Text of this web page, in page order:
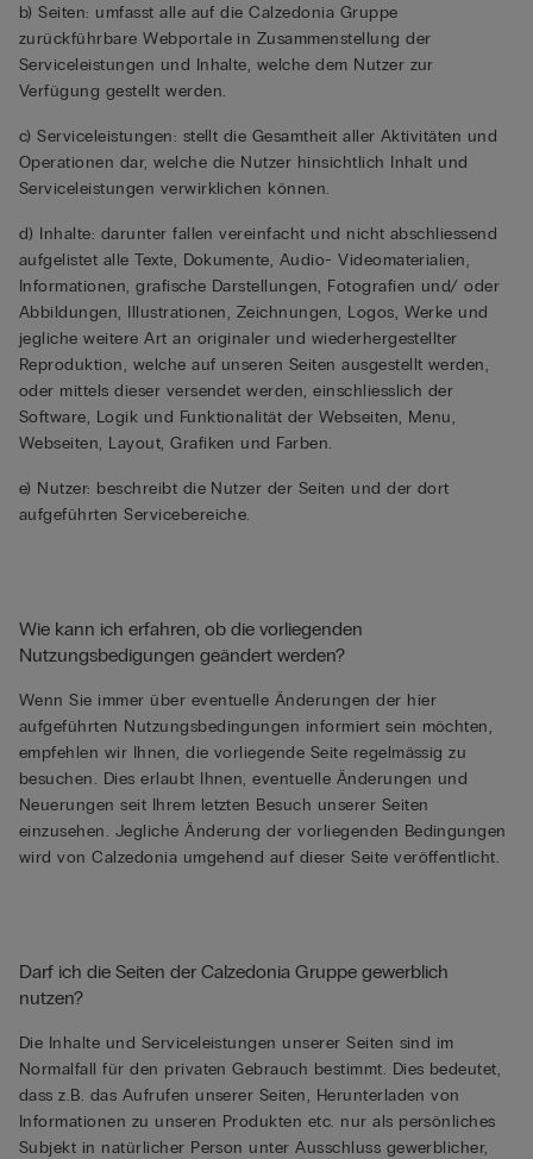
b) Seiten: umfasst alle auf die Calzedonia Gruppe
zurückführbare Webportale in Zusammenstellung der
Serviceleistungen und Inhalte, welche dem Nutzer zur
Verfügung gestellt werden.
c) Serviceleistungen: stellt die Gesamtheit aller Aktivitäten und
Operationen dar, welche die Nutzer hinsichtlich Inhalt und
Serviceleistungen verwirklichen können.
d) Inhalte: darunter fallen vereinfacht und nicht abschliessend
aufgelistet alle Texte, Dokumente, Audio- Videomaterialien,
Informationen, grafische Darstellungen, Fotografien und/ oder
Abbildungen, Illustrationen, Zeichnungen, Logos, Werke und
jegliche weitere Art an originaler und wiederhergestellter
Reproduktion, welche auf unseren Seiten ausgestellt werden,
oder mittels dieser versendet werden, einschliesslich der
Software, Logik und Funktionalität der Webseiten, Menu,
Webseiten, Layout, Grafiken und Farben.
e) Nutzer: beschreibt die Nutzer der Seiten und der dort
aufgeführten Servicebereiche.
Wie kann ich erfahren, ob die vorliegenden
Nutzungsbedigungen geändert werden?
Wenn Sie immer über eventuelle Änderungen der hier
aufgeführten Nutzungsbedingungen informiert sein möchten,
empfehlen wir Ihnen, die vorliegende Seite regelmässig zu
besuchen. Dies erlaubt Ihnen, eventuelle Änderungen und
Neuerungen seit Ihrem letzten Besuch unserer Seiten
einzusehen. Jegliche Änderung der vorliegenden Bedingungen
wird von Calzedonia umgehend auf dieser Seite veröffentlicht.
Darf ich die Seiten der Calzedonia Gruppe gewerblich
nutzen?
Die Inhalte und Serviceleistungen unserer Seiten sind im
Normalfall für den privaten Gebrauch bestimmt. Dies bedeutet,
dass z.B. das Aufrufen unserer Seiten, Herunterladen von
Informationen zu unseren Produkten etc. nur als persönliches
Subjekt in natürlicher Person unter Ausschluss gewerblicher,